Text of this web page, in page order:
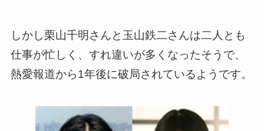
しかし栗山千明さんと玉山鉄二さんは二人とも
仕事が忙しく、すれ違いが多くなったそうで、
熱愛報道から1年後に破局されているようです。